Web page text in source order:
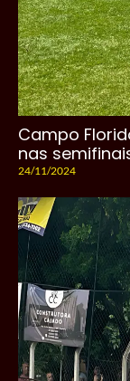
Campo
nas
24/11/2024